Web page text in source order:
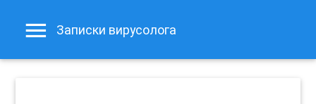
Записки вирусолога